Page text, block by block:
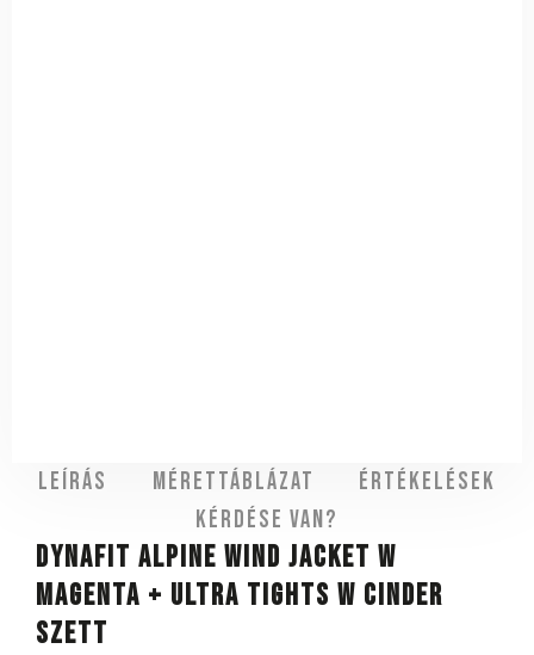
Leírás Mérettáblázat
Értékelések
Kérdése van?
DYNAFIT Alpine Wind Jacket W
Magenta + Ultra Tights W Cinder
szett